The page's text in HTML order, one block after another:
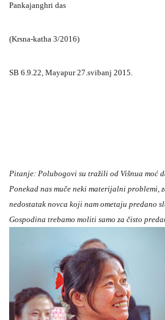
Pankajanghri das
(Krsna-katha 3/2016)
SB 6.9.22, Mayapur 27.svibanj 2015.
Pitanje: Polubogovi su tražili od Višnua moć
Ponekad nas muče neki materijalni problemi,
nedostatak novca koji nam ometaju predano
Gospodina trebamo moliti samo za čisto